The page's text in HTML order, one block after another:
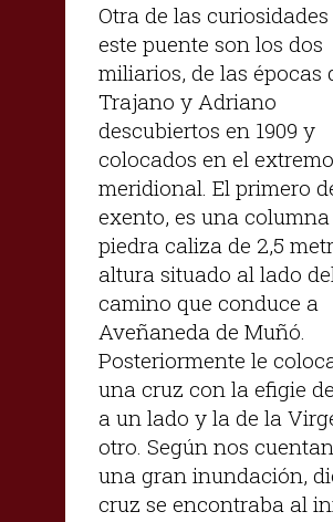
Otra de las curiosidades
este puente son los dos
miliarios, de las épocas
Trajano y Adriano
descubiertos en 1909 y
colocados en el extremo
meridional. El primero
exento, es una columna
piedra caliza de 2,5
altura situado al lado
camino que conduce a
Aveñaneda de Muñó.
Posteriormente le
una cruz con la efigie
a un lado y la de la
otro. Según nos
una gran inundación,
cruz se encontraba al